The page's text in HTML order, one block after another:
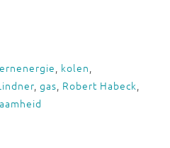
, kolen,
, gas, Robert Habeck,